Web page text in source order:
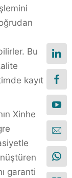
Bu
kayıt
Xinhe
garanti